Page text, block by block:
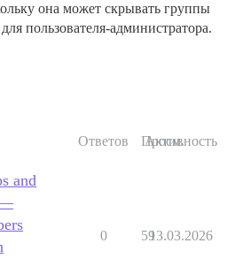
она может скрывать группы
пользователя-администратора.
Ответов Просм.
Активность
and
—
0 5913.03.2026